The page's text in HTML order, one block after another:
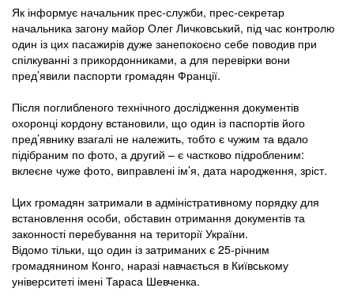
Як інформує начальник прес-служби, прес-секретар
начальника загону майор Олег Личковський, під час контролю
один із цих пасажирів дуже занепокоєно себе поводив при
спілкуванні з прикордонниками, а для перевірки вони
пред’явили паспорти громадян Франції.
Після поглибленого технічного дослідження документів
охоронці кордону встановили, що один із паспортів його
пред’явнику взагалі не належить, тобто є чужим та вдало
підібраним по фото, а другий – є частково підробленим:
вклеєне чуже фото, виправлені ім’я, дата народження, зріст.
Цих громадян затримали в адміністративному порядку для
встановлення особи, обставин отримання документів та
законності перебування на території України.
Відомо тільки, що один із затриманих є 25-річним
громадянином Конго, наразі навчається в Київському
університеті імені Тараса Шевченка.